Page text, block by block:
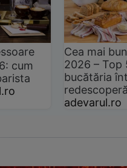
cum
Cea mai
2026 –
bucătăria
adevarul.ro